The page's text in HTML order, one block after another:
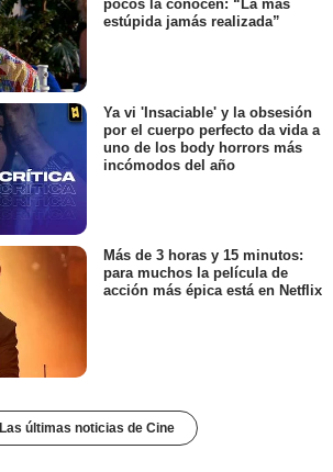
pocos la conocen: “La más
estúpida jamás realizada”
Ya vi 'Insaciable' y la obsesión
por el cuerpo perfecto da vida a
uno de los body horrors más
incómodos del año
Más de 3 horas y 15 minutos:
para muchos la película de
acción más épica está en Netflix
Las últimas noticias de Cine